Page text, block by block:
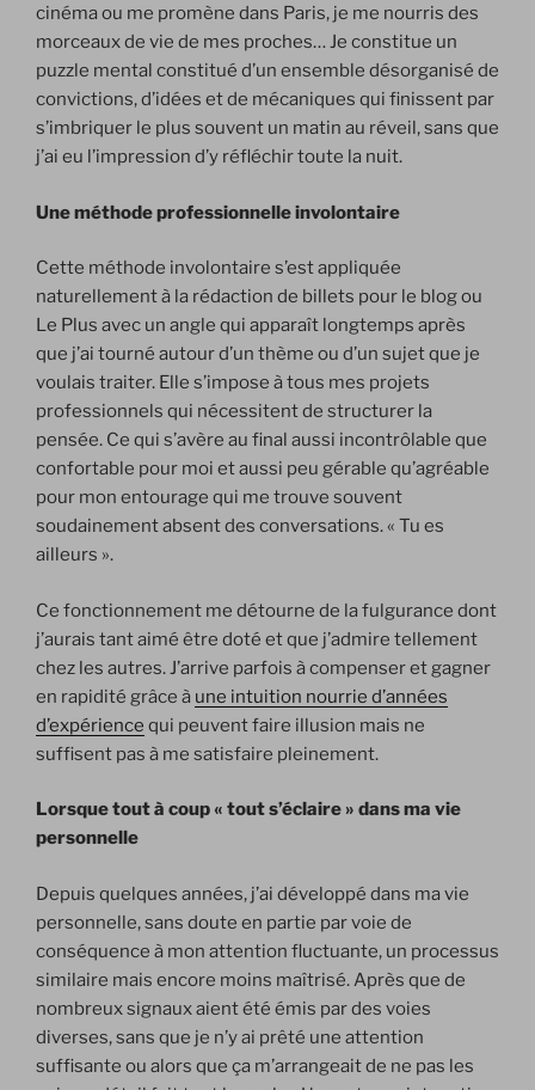
cinéma ou me promène dans Paris, je me nourris des
morceaux de vie de mes proches… Je constitue un
puzzle mental constitué d’un ensemble désorganisé de
convictions, d’idées et de mécaniques qui finissent par
s’imbriquer le plus souvent un matin au réveil, sans que
j’ai eu l’impression d’y réfléchir toute la nuit.
Une méthode professionnelle involontaire
Cette méthode involontaire s’est appliquée
naturellement à la rédaction de billets pour le blog ou
Le Plus avec un angle qui apparaît longtemps après
que j’ai tourné autour d’un thème ou d’un sujet que je
voulais traiter. Elle s’impose à tous mes projets
professionnels qui nécessitent de structurer la
pensée. Ce qui s’avère au final aussi incontrôlable que
confortable pour moi et aussi peu gérable qu’agréable
pour mon entourage qui me trouve souvent
soudainement absent des conversations. « Tu es
ailleurs ».
Ce fonctionnement me détourne de la fulgurance dont
j’aurais tant aimé être doté et que j’admire tellement
chez les autres. J’arrive parfois à compenser et gagner
en rapidité grâce à une intuition nourrie d’années
d’expérience qui peuvent faire illusion mais ne
suffisent pas à me satisfaire pleinement.
Lorsque tout à coup « tout s’éclaire » dans ma vie
personnelle
Depuis quelques années, j’ai développé dans ma vie
personnelle, sans doute en partie par voie de
conséquence à mon attention fluctuante, un processus
similaire mais encore moins maîtrisé. Après que de
nombreux signaux aient été émis par des voies
diverses, sans que je n’y ai prêté une attention
suffisante ou alors que ça m’arrangeait de ne pas les